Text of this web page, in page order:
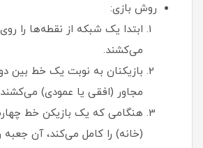
روش بازی:
ابتدا یک شبکه از نقطه‌ها را
می‌کشند.
بازیکنان به نوبت یک خط بین
مجاور (افقی یا عمودی)
هنگامی که یک بازیکن خط
(خانه) را کامل می‌کند، آن جعبه